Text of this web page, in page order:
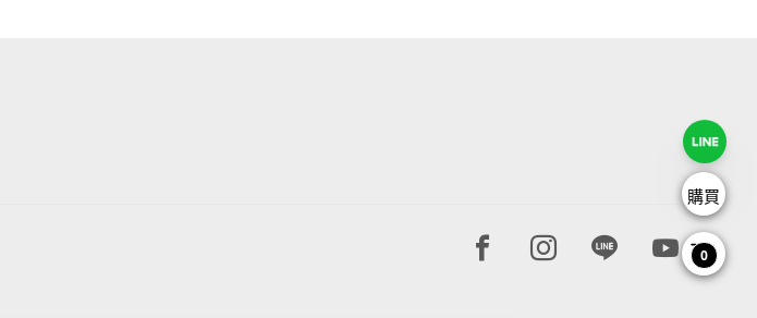
Facebook page
Instagram page
Line pageYoutube
購買
0